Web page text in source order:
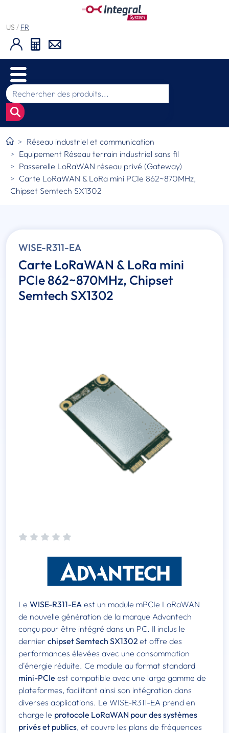
US / FR
Réseau industriel et communication
Equipement Réseau terrain industriel sans fil
Passerelle LoRaWAN réseau privé (Gateway)
Carte LoRaWAN & LoRa mini PCIe 862~870MHz,
Chipset Semtech SX1302
WISE-R311-EA
Carte LoRaWAN & LoRa mini
PCIe 862~870MHz, Chipset
Semtech SX1302
Le WISE-R311-EA est un module mPCIe LoRaWAN
de nouvelle génération de la marque Advantech
conçu pour être intégré dans un PC. Il inclus le
dernier chipset Semtech SX1302 et offre des
performances élevées avec une consommation
d'énergie réduite. Ce module au format standard
mini-PCIe est compatible avec une large gamme de
plateformes, facilitant ainsi son intégration dans
diverses applications. Le WISE-R311-EA prend en
charge le protocole LoRaWAN pour des systèmes
privés et publics, et couvre les plans de fréquences